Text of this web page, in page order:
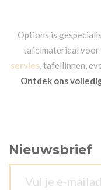
Options is
tafelmateriaal voor
servies, tafellinnen,
Ontdek ons
Nieuwsbrief